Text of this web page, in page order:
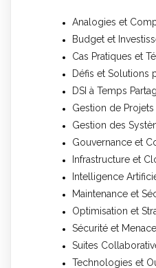
Analogies et
Budget et
Cas Pratiques et
Défis et Solutions
DSI à Temps
Gestion de Projets
Gestion des
Gouvernance et
Infrastructure et
Intelligence
Maintenance et
Optimisation et
Sécurité et
Suites
Technologies et